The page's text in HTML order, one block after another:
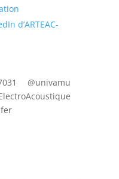
d’ARTEAC-
@univamu